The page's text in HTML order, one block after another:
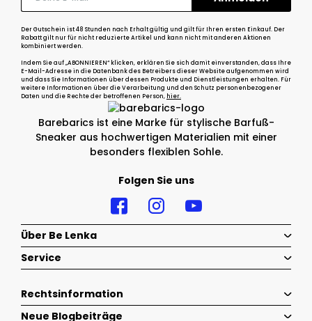
Barebarics ist eine Marke für stylische Barfuß-
Sneaker aus hochwertigen Materialien mit einer
besonders flexiblen Sohle.
Folgen Sie uns
Der Gutschein ist 48 Stunden nach Erhalt gültig und gilt für Ihren ersten Einkauf. Der
Rabatt gilt nur für nicht reduzierte Artikel und kann nicht mit anderen Aktionen
kombiniert werden.
Indem Sie auf „ABONNIEREN“ klicken, erklären Sie sich damit einverstanden, dass Ihre
E-Mail-Adresse in die Datenbank des Betreibers dieser Website aufgenommen wird
und dass Sie Informationen über dessen Produkte und Dienstleistungen erhalten. Für
weitere Informationen über die Verarbeitung und den Schutz personenbezogener
Daten und die Rechte der betroffenen Person, hier.
Über Be Lenka
Service
Rechtsinformation
Neue Blogbeiträge